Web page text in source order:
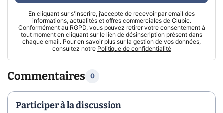
En cliquant sur s'inscrire, j’accepte de recevoir par email des
informations, actualités et offres commerciales de Clubic.
Conformément au RGPD, vous pouvez retirer votre consentement à
tout moment en cliquant sur le lien de désinscription présent dans
chaque email. Pour en savoir plus sur la gestion de vos données,
consultez notre Politique de confidentialité
Commentaires 0
Participer à la discussion